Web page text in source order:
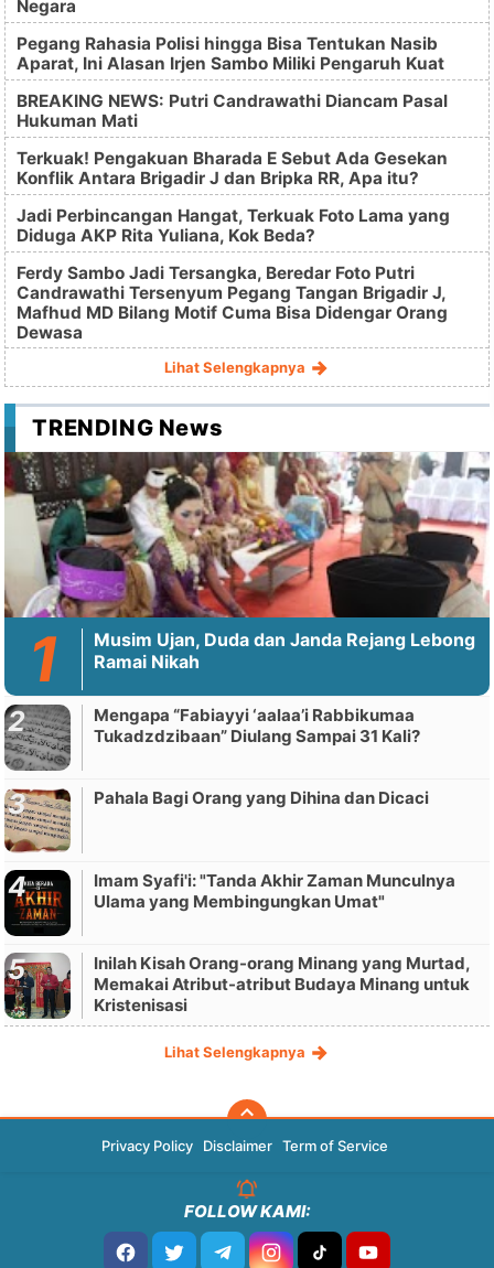
Negara
Pegang Rahasia Polisi hingga Bisa Tentukan Nasib
Aparat, Ini Alasan Irjen Sambo Miliki Pengaruh Kuat
BREAKING NEWS: Putri Candrawathi Diancam Pasal
Hukuman Mati
Terkuak! Pengakuan Bharada E Sebut Ada Gesekan
Konflik Antara Brigadir J dan Bripka RR, Apa itu?
Jadi Perbincangan Hangat, Terkuak Foto Lama yang
Diduga AKP Rita Yuliana, Kok Beda?
Ferdy Sambo Jadi Tersangka, Beredar Foto Putri
Candrawathi Tersenyum Pegang Tangan Brigadir J,
Mafhud MD Bilang Motif Cuma Bisa Didengar Orang
Dewasa
Lihat Selengkapnya
TRENDING News
Musim Ujan, Duda dan Janda Rejang Lebong
Ramai Nikah
Mengapa “Fabiayyi ‘aalaa’i Rabbikumaa
Tukadzdzibaan” Diulang Sampai 31 Kali?
Pahala Bagi Orang yang Dihina dan Dicaci
Imam Syafi'i: "Tanda Akhir Zaman Munculnya
Ulama yang Membingungkan Umat"
Inilah Kisah Orang-orang Minang yang Murtad,
Memakai Atribut-atribut Budaya Minang untuk
Kristenisasi
Lihat Selengkapnya
Privacy Policy Disclaimer Term of Service
FOLLOW KAMI: